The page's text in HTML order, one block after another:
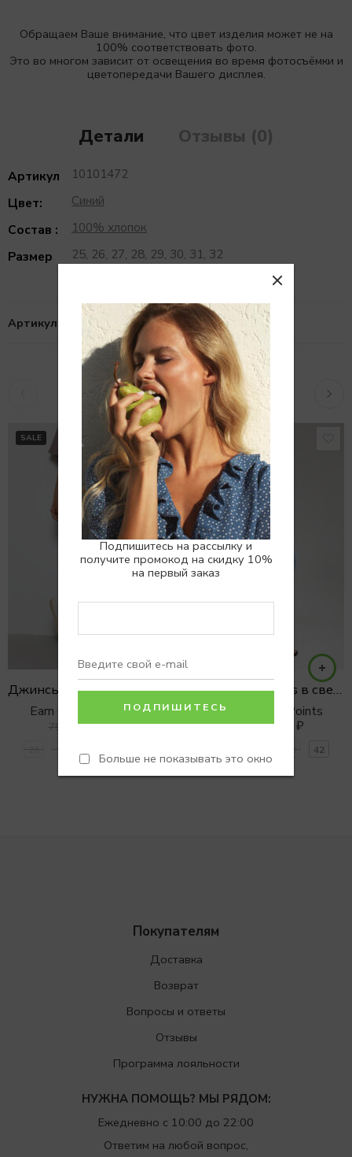
Подпишитесь на рассылку и
получите промокод на скидку 10%
на первый заказ
Больше не показывать это окно
Обращаем Ваше внимание, что цвет изделия может не на
100% соответствовать фото.
Это во многом зависит от освещения во время фотосъёмки и
цветопередачи Вашего дисплея.
Детали Отзывы (0)
Артикул
10101472
Цвет:
Синий
Состав :
100% хлопок
Размер
25, 26, 27, 28, 29, 30, 31, 32
Артикул: 10101472
Похожие товары
SALE
Джинсы STRAIGHT FIT с разрезом на колене
Earn 0 Reward Points
7990 ₽ 5990₽
SALE
Джинсы Cigarettes в светло голубом оттенке
Earn 0 Reward Points
3990₽ 2990 ₽
42
Покупателям
Доставка
Возврат
Вопросы и ответы
Отзывы
Программа лояльности
НУЖНА ПОМОЩЬ? МЫ РЯДОМ:
Ежедневно с 10:00 до 22:00
Ответим на любой вопрос,